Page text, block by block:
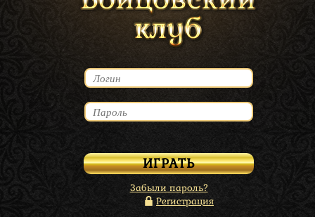
Забыли пароль?
Регистрация